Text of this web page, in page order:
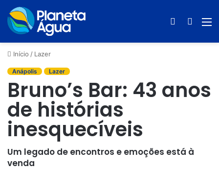
Switch
Início / Lazer
Anápolis Lazer
Bruno’s Bar: 43 anos
de histórias
inesquecíveis
Um legado de encontros e emoções está à
venda